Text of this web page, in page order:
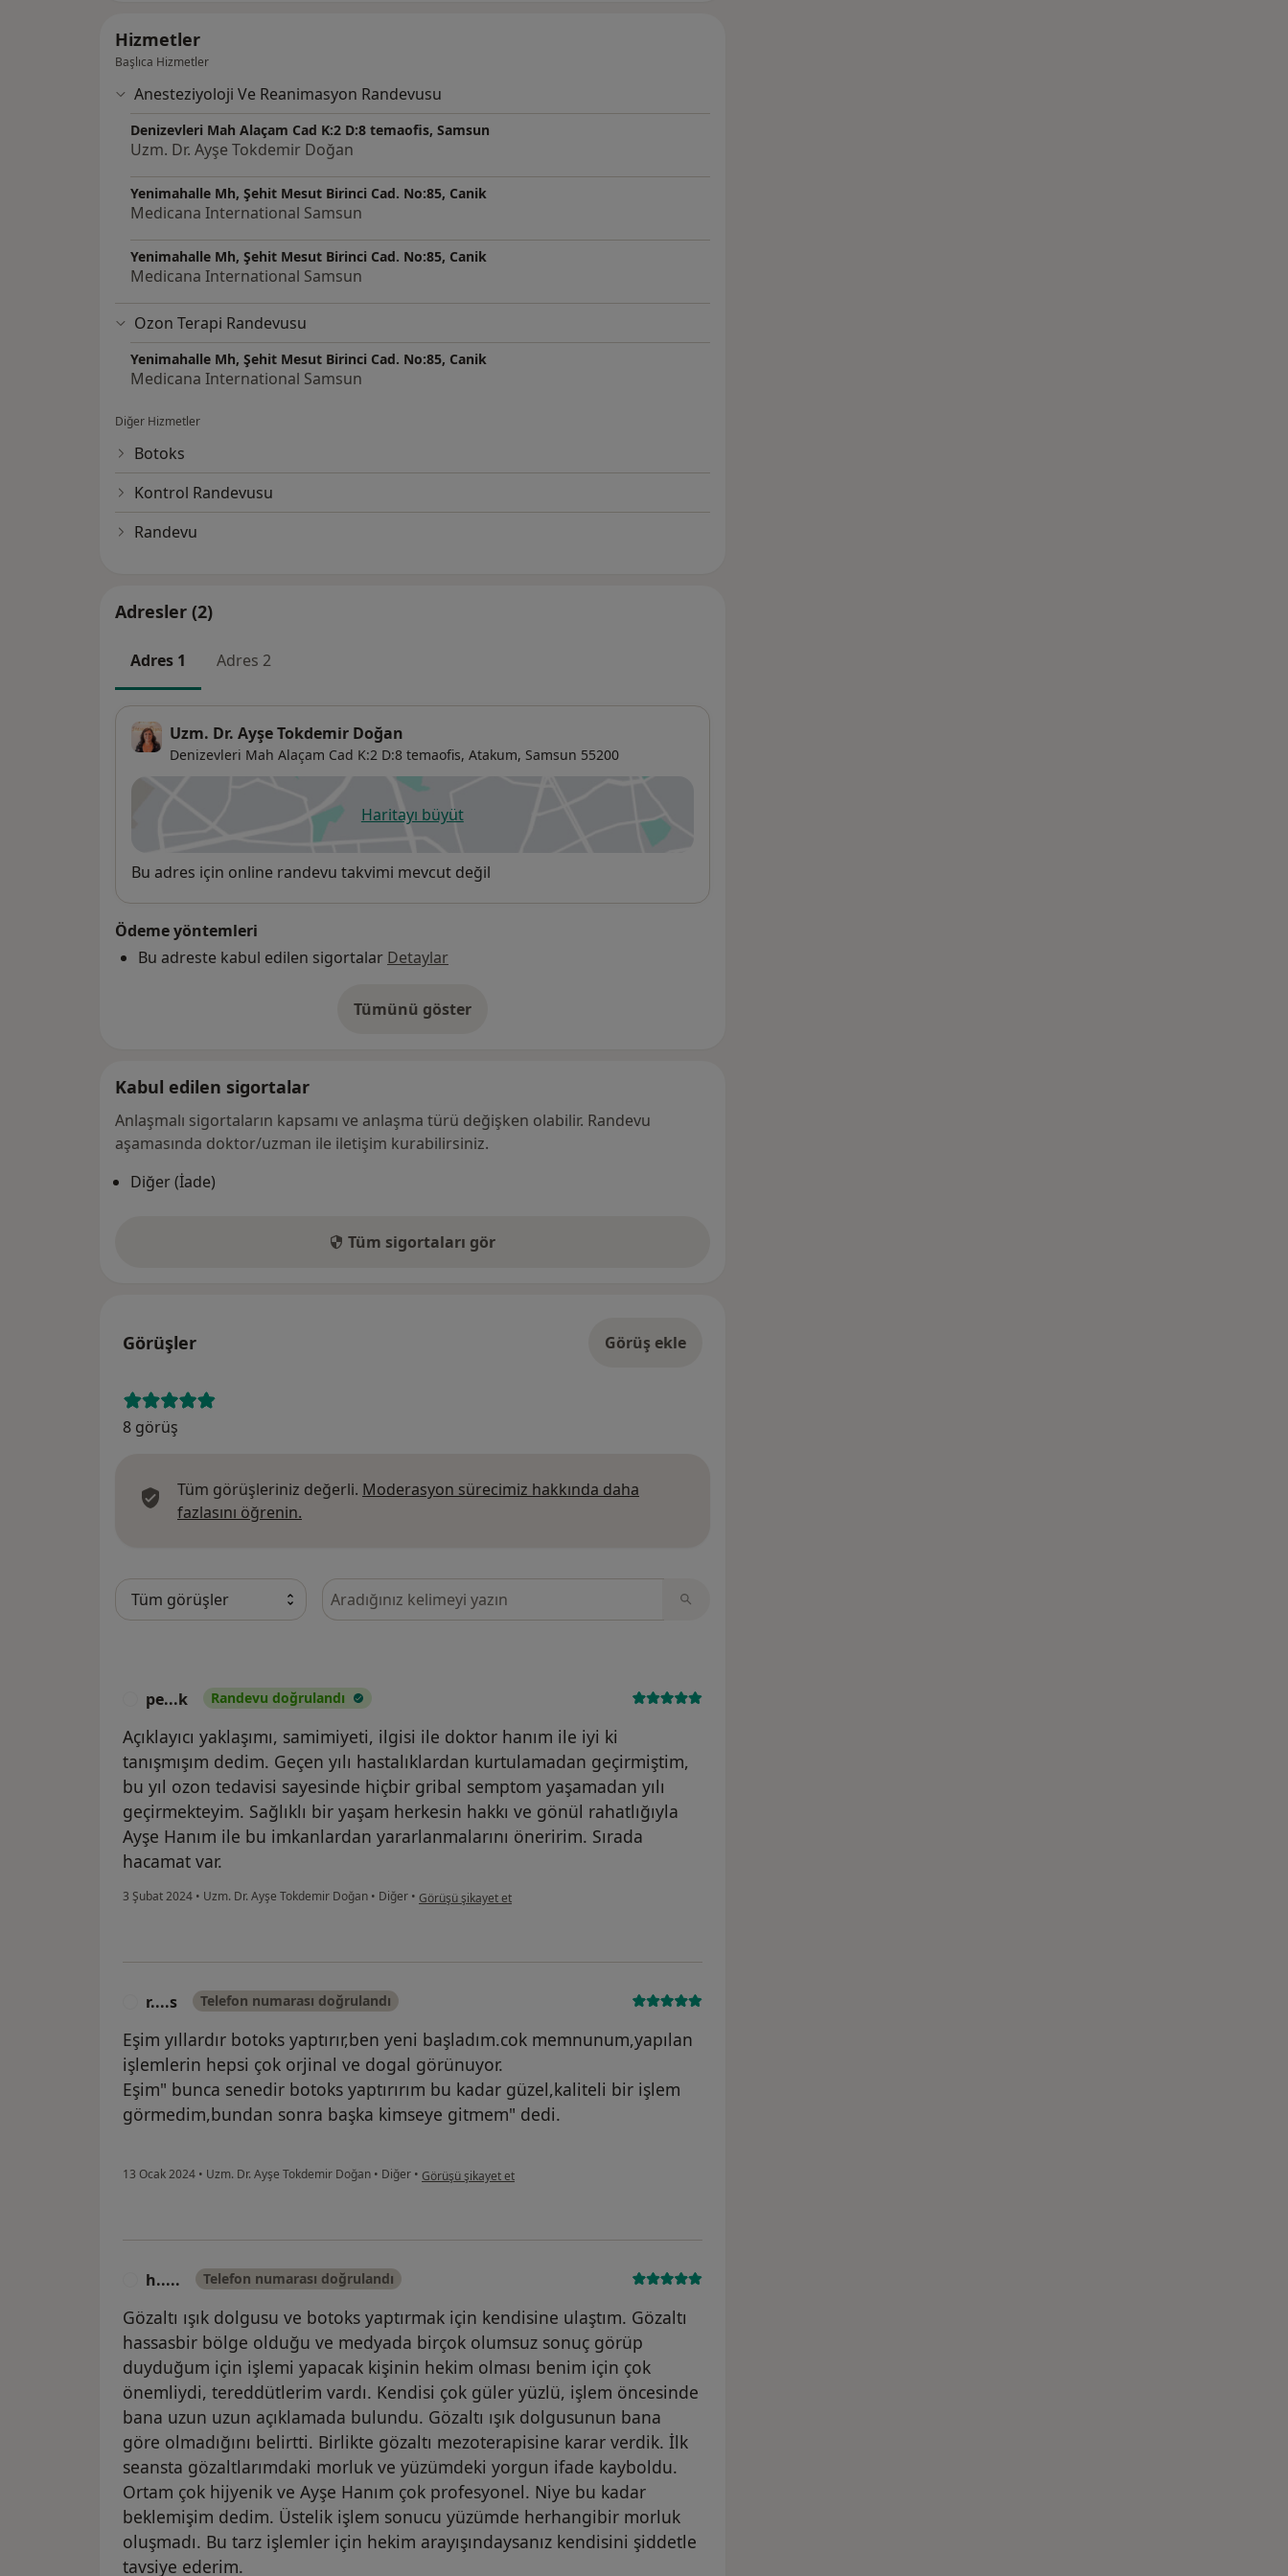
Hizmetler
Başlıca Hizmetler
Anesteziyoloji Ve Reanimasyon Randevusu
Denizevleri Mah Alaçam Cad K:2 D:8 temaofis, Samsun
Uzm. Dr. Ayşe Tokdemir Doğan
Yenimahalle Mh, Şehit Mesut Birinci Cad. No:85, Canik
Medicana International Samsun
Yenimahalle Mh, Şehit Mesut Birinci Cad. No:85, Canik
Medicana International Samsun
Ozon Terapi Randevusu
Yenimahalle Mh, Şehit Mesut Birinci Cad. No:85, Canik
Medicana International Samsun
Diğer Hizmetler
Botoks
Kontrol Randevusu
Randevu
Adresler (2)
Adres 1 Adres 2
Uzm. Dr. Ayşe Tokdemir Doğan
Denizevleri Mah Alaçam Cad K:2 D:8 temaofis, Atakum, Samsun 55200
Haritayı büyüt
yeni bir sekmede açılır
Uygunluk
Bu adres için online randevu takvimi mevcut değil
Ödeme yöntemleri
Bu adreste kabul edilen sigortalar Detaylar
Tümünü göster
adres hakkında
Kabul edilen sigortalar
Anlaşmalı sigortaların kapsamı ve anlaşma türü değişken olabilir. Randevu
aşamasında doktor/uzman ile iletişim kurabilirsiniz.
Diğer (İade)
Tüm sigortaları gör
Görüşler Görüş ekle
8 görüş
Tüm görüşleriniz değerli. Moderasyon sürecimiz hakkında daha
fazlasını öğrenin.
Görüşler içerisinde ara
pe...k Randevu doğrulandı
Açıklayıcı yaklaşımı, samimiyeti, ilgisi ile doktor hanım ile iyi ki
tanışmışım dedim. Geçen yılı hastalıklardan kurtulamadan geçirmiştim,
bu yıl ozon tedavisi sayesinde hiçbir gribal semptom yaşamadan yılı
geçirmekteyim. Sağlıklı bir yaşam herkesin hakkı ve gönül rahatlığıyla
Ayşe Hanım ile bu imkanlardan yararlanmalarını öneririm. Sırada
hacamat var.
3 Şubat 2024 • Uzm. Dr. Ayşe Tokdemir Doğan • Diğer • kullanıcının görüşüne göre pe...k
Görüşü şikayet et
r....s Telefon numarası doğrulandı
Eşim yıllardır botoks yaptırır,ben yeni başladım.cok memnunum,yapılan
işlemlerin hepsi çok orjinal ve dogal görünuyor.
Eşim" bunca senedir botoks yaptırırım bu kadar güzel,kaliteli bir işlem
görmedim,bundan sonra başka kimseye gitmem" dedi.
13 Ocak 2024 • Uzm. Dr. Ayşe Tokdemir Doğan • Diğer • kullanıcının görüşüne göre r....s
Görüşü şikayet et
h..... Telefon numarası doğrulandı
Gözaltı ışık dolgusu ve botoks yaptırmak için kendisine ulaştım. Gözaltı
hassasbir bölge olduğu ve medyada birçok olumsuz sonuç görüp
duyduğum için işlemi yapacak kişinin hekim olması benim için çok
önemliydi, tereddütlerim vardı. Kendisi çok güler yüzlü, işlem öncesinde
bana uzun uzun açıklamada bulundu. Gözaltı ışık dolgusunun bana
göre olmadığını belirtti. Birlikte gözaltı mezoterapisine karar verdik. İlk
seansta gözaltlarımdaki morluk ve yüzümdeki yorgun ifade kayboldu.
Ortam çok hijyenik ve Ayşe Hanım çok profesyonel. Niye bu kadar
beklemişim dedim. Üstelik işlem sonucu yüzümde herhangibir morluk
oluşmadı. Bu tarz işlemler için hekim arayışındaysanız kendisini şiddetle
tavsiye ederim.